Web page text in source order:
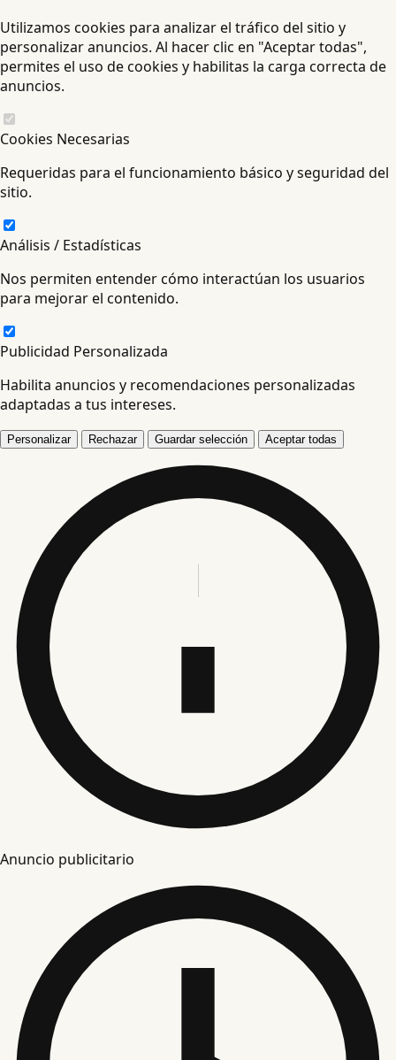
Utilizamos cookies para analizar el tráfico del sitio y
personalizar anuncios. Al hacer clic en "Aceptar todas",
permites el uso de cookies y habilitas la carga correcta de
anuncios.
Cookies Necesarias
Requeridas para el funcionamiento básico y seguridad del
sitio.
Análisis / Estadísticas
Nos permiten entender cómo interactúan los usuarios
para mejorar el contenido.
Publicidad Personalizada
Habilita anuncios y recomendaciones personalizadas
adaptadas a tus intereses.
Personalizar Rechazar Guardar selección Aceptar todas
Anuncio publicitario